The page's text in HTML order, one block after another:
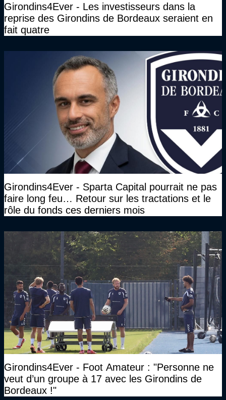
Girondins4Ever - Les investisseurs dans la
reprise des Girondins de Bordeaux seraient en
fait quatre
Girondins4Ever - Sparta Capital pourrait ne pas
faire long feu… Retour sur les tractations et le
rôle du fonds ces derniers mois
Girondins4Ever - Foot Amateur : "Personne ne
veut d’un groupe à 17 avec les Girondins de
Bordeaux !"